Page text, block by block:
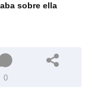
sobre ella
0